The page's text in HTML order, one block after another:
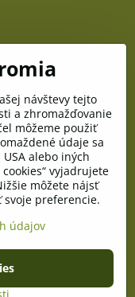
osobných údajov
návštevy tejto
a zhromažďovanie
môžeme použiť
údaje sa
alebo iných
vyjadrujete
môžete nájsť
preferencie.
údajov